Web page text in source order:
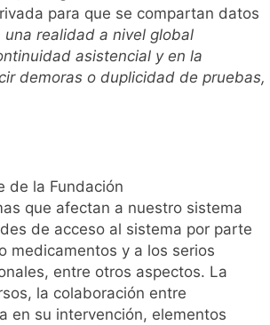
para que se compartan datos
una realidad a nivel global
asistencial y en la
demoras o duplicidad de pruebas,
de la Fundación
que afectan a nuestro sistema
de acceso al sistema por parte
medicamentos y a los serios
entre otros aspectos. La
la colaboración entre
en su intervención, elementos